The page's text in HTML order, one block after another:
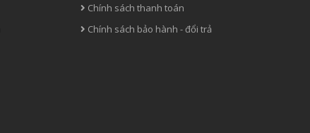
Chính sách thanh toán
Chính sách bảo hành - đổi trả